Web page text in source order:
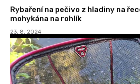
Rybaření na pečivo z hladiny na
mohykána na rohlík
23. 8. 2024